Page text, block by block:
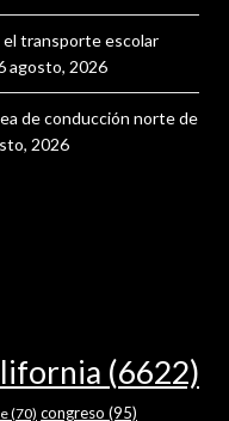
el transporte escolar
agosto, 2026
de conducción norte de
2026
(6622)
(70) congreso (95)